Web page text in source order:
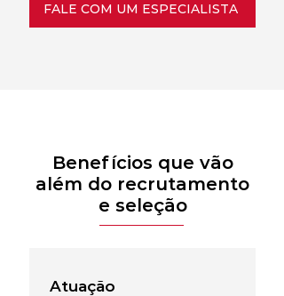
FALE COM UM ESPECIALISTA
Benefícios que vão
além do recrutamento
e seleção
Atuação